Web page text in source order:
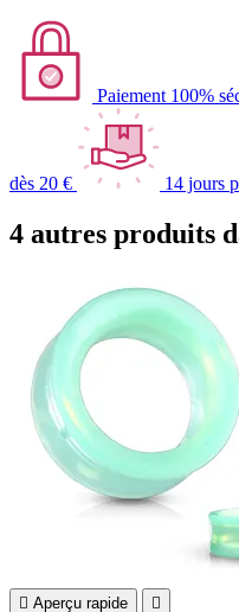
Paiement 100%
dès 20 € 14 jours
4 autres produits
 Aperçu rapide 